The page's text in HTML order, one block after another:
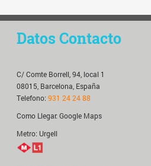
Datos Contacto
C/ Comte Borrell, 94, local 1
08015, Barcelona, España
Telefono:931 24 24 88
Como Llegar:Google Maps
Metro: Urgell